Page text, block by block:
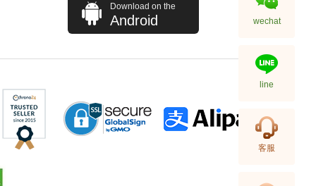
Download on the
Android wechat
line
客服